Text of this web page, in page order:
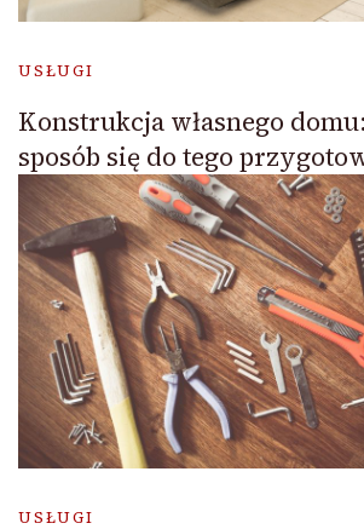
USŁUGI
Konstrukcja własnego
sposób się do tego
USŁUGI